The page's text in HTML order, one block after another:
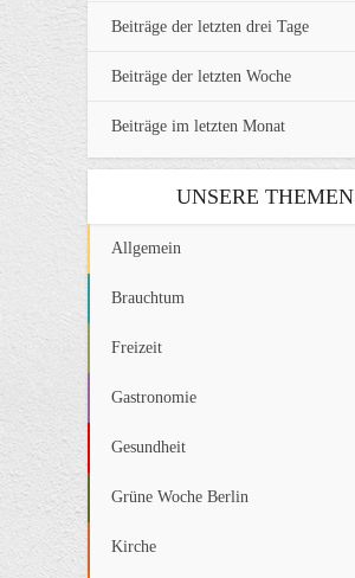
Beiträge der letzten drei Tage
Beiträge der letzten Woche
Beiträge im letzten Monat
UNSERE THEMEN
Allgemein
Brauchtum
Freizeit
Gastronomie
Gesundheit
Grüne Woche Berlin
Kirche